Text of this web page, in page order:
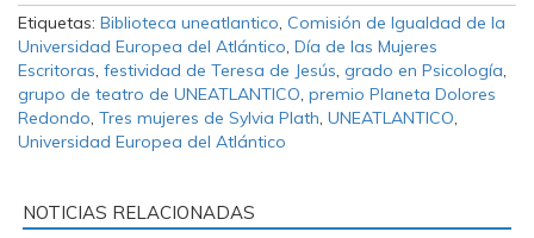
Etiquetas: Biblioteca uneatlantico, Comisión de Igualdad de la
Universidad Europea del Atlántico, Día de las Mujeres
Escritoras, festividad de Teresa de Jesús, grado en Psicología,
grupo de teatro de UNEATLANTICO, premio Planeta Dolores
Redondo, Tres mujeres de Sylvia Plath, UNEATLANTICO,
Universidad Europea del Atlántico
NOTICIAS RELACIONADAS